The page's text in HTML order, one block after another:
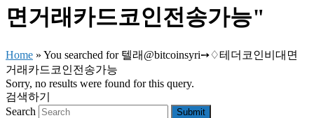
면거래카드코인전송가능"
Home » You searched for 텔래@bitcoinsyri➙♢테더코인비대면
거래카드코인전송가능
Sorry, no results were found for this query.
검색하기
Search
Submit